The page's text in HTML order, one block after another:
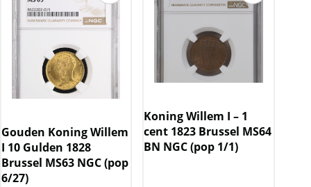
Gouden Koning Willem
I 10 Gulden 1828
Brussel MS63 NGC (pop
6/27)
Koning Willem I – 1
cent 1823 Brussel MS64
BN NGC (pop 1/1)